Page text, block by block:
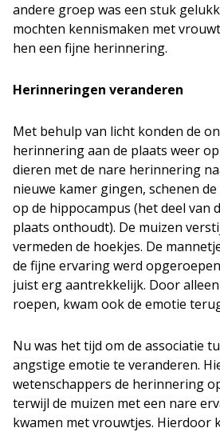
andere groep was een stuk
mochten kennismaken met
hen een fijne herinnering.
Herinneringen veranderen
Met behulp van licht konden de
herinnering aan de plaats weer
dieren met de nare herinnering
nieuwe kamer gingen, schenen
op de hippocampus (het deel van
plaats onthoudt). De muizen
vermeden de hoekjes. De
de fijne ervaring werd
juist erg aantrekkelijk. Door
roepen, kwam ook de emotie
Nu was het tijd om de associatie
angstige emotie te veranderen.
wetenschappers de herinnering
terwijl de muizen met een nare
kwamen met vrouwtjes. Hierdoor